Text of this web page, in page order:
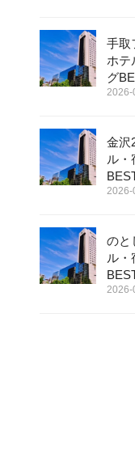
手取
ホテ
グ
2026-
金沢
ル・
2026-
のと
ル・
2026-